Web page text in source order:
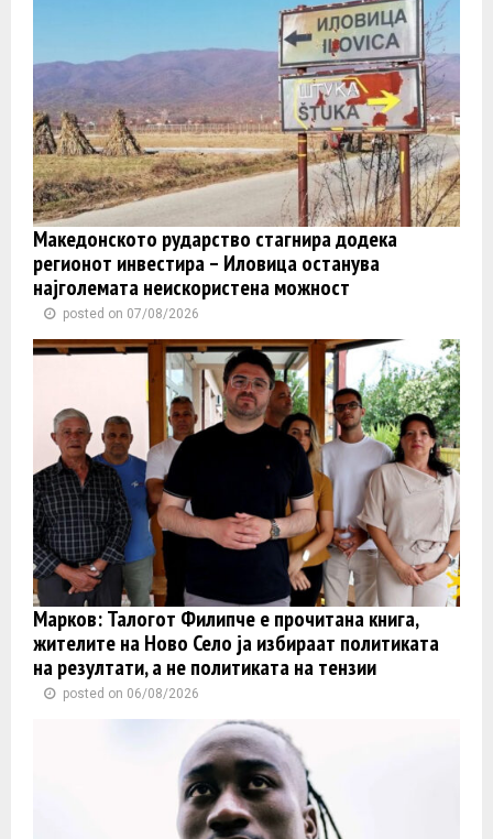
Македонското рударство стагнира додека
регионот инвестира – Иловица останува
најголемата неискористена можност
posted on 07/08/2026
Марков: Талогот Филипче е прочитана книга,
жителите на Ново Село ја избираат политиката
на резултати, а не политиката на тензии
posted on 06/08/2026